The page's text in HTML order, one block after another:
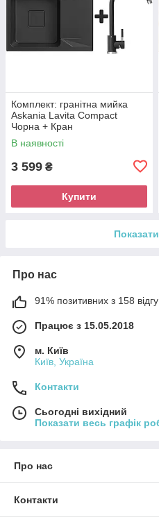
Комплект: гранітна мийка
Askania Lavita Compact
Чорна + Кран
В наявності
3 599 ₴
Купити
Про нас
91% позитивних з 158
Працює з 15.05.2018
м. Київ
Київ, Україна
Контакти
Сьогодні вихідний
Показати весь графік
Про нас
Контакти